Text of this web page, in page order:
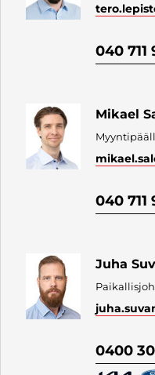
040 711
Mikael
040 711
Juha
0400